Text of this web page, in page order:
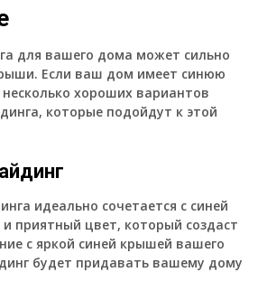
для вашего дома может сильно
Если ваш дом имеет синюю
хороших вариантов
которые подойдут к этой
идеально сочетается с синей
приятный цвет, который создаст
с яркой синей крышей вашего
будет придавать вашему дому